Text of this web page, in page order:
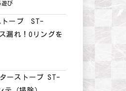
遊び
トーブ ST-
漏れ！Oリングを
ーストーブ ST-